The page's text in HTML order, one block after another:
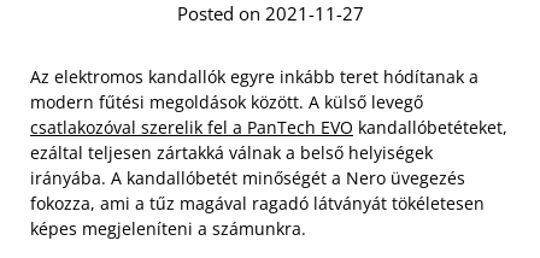
Posted on 2021-11-27
Az elektromos kandallók egyre inkább teret hódítanak a
modern fűtési megoldások között. A külső levegő
csatlakozóval szerelik fel a PanTech EVO kandallóbetéteket,
ezáltal teljesen zártakká válnak a belső helyiségek
irányába. A kandallóbetét minőségét a Nero üvegezés
fokozza, ami a tűz magával ragadó látványát tökéletesen
képes megjeleníteni a számunkra.